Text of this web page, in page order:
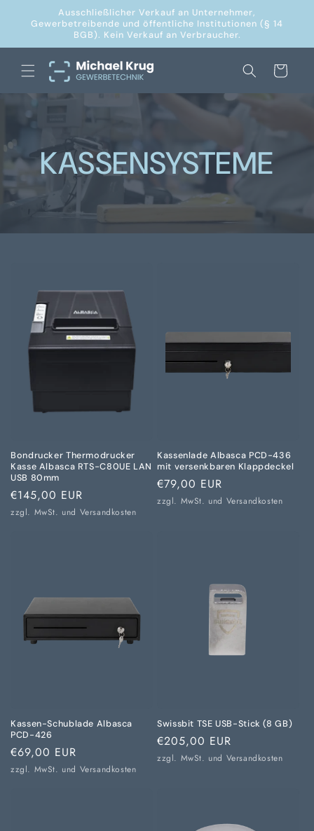
Inhalt
Ausschließlicher Verkauf an Unternehmer,
Gewerbetreibende und öffentliche Institutionen (§ 14
BGB). Kein Verkauf an Verbraucher.
Warenkorb
KASSENSYSTEME
Bondrucker Thermodrucker
Kasse Albasca RTS-C80UE LAN
USB 80mm
Normaler
Preis
€145,00 EUR
zzgl. MwSt. und Versandkosten
Kassenlade Albasca PCD-436
mit versenkbaren Klappdeckel
Normaler
Preis
€79,00 EUR
zzgl. MwSt. und Versandkosten
Kassen-Schublade Albasca
PCD-426
Normaler
Preis
€69,00 EUR
zzgl. MwSt. und Versandkosten
Swissbit TSE USB-Stick (8 GB)
Normaler
Preis
€205,00 EUR
zzgl. MwSt. und Versandkosten